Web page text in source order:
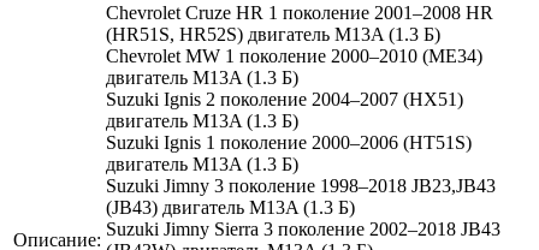
Описание:
Chevrolet Cruze HR 1 поколение 2001–2008 HR
(HR51S, HR52S) двигатель M13A (1.3 Б)
Chevrolet MW 1 поколение 2000–2010 (ME34)
двигатель M13A (1.3 Б)
Suzuki Ignis 2 поколение 2004–2007 (HX51)
двигатель M13A (1.3 Б)
Suzuki Ignis 1 поколение 2000–2006 (HT51S)
двигатель M13A (1.3 Б)
Suzuki Jimny 3 поколение 1998–2018 JB23,JB43
(JB43) двигатель M13A (1.3 Б)
Suzuki Jimny Sierra 3 поколение 2002–2018 JB43